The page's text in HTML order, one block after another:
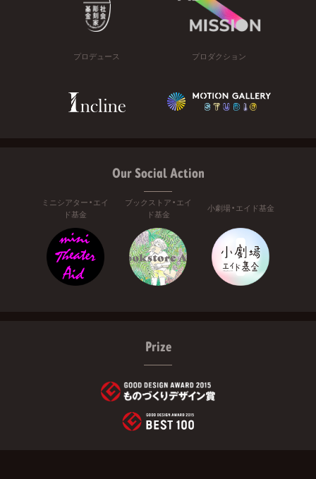
プロデュース プロダクション
Our Social Action
ミニシアター・エイ
ド基金
ブックストア・エイ
ド基金
小劇場・エイド基金
Prize